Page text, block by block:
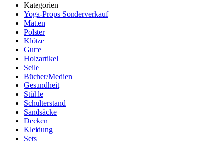
Kategorien
Yoga-Props Sonderverkauf
Matten
Polster
Klötze
Gurte
Holzartikel
Seile
Bücher/Medien
Gesundheit
Stühle
Schulterstand
Sandsäcke
Decken
Kleidung
Sets